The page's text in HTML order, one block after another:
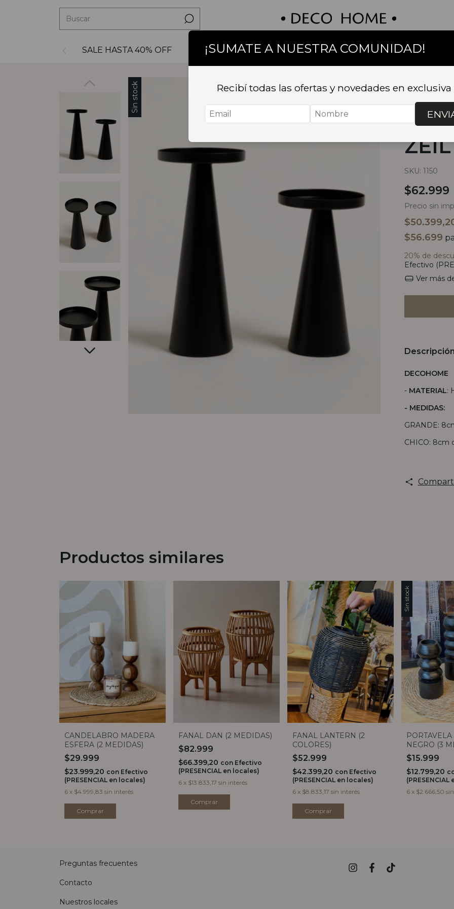
SALE HASTA 40% OFF Decoracion Textil Bazar Baño Muebles Sillas y
Sin stock Inicio .
SET
SKU: 1150
$62.999
Precio sin
$56.699
20% de
Efectivo
Ver más
DECOHOME
- MATERIAL:
- MEDIDAS:
GRANDE:
CHICO: 8cm
Productos similares
CANDELABRO MADERA
ESFERA (2 MEDIDAS)
$29.999
$23.999,20 con Efectivo
(PRESENCIAL en locales)
6 x $4.999,83 sin interés
Comprar
FANAL DAN (2 MEDIDAS)
$82.999
$66.399,20 con Efectivo
(PRESENCIAL en locales)
6 x $13.833,17 sin interés
Comprar
FANAL LANTERN (2
COLORES)
$52.999
$42.399,20 con Efectivo
(PRESENCIAL en locales)
6 x $8.833,17 sin interés
Comprar
Sin stock
NEGRO (3
$15.999
$12.799,20
6 x $2.666,50
Preguntas frecuentes
Contacto
Nuestros locales
¡SUMATE A NUESTRA COMUNIDAD!
Recibí todas las ofertas y novedades en exclusiva